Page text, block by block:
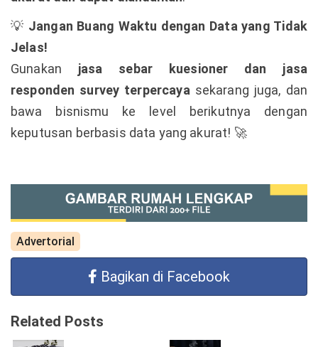
💡 Jangan Buang Waktu dengan Data yang Tidak
Jelas!
Gunakan jasa sebar kuesioner dan jasa
responden survey terpercaya sekarang juga, dan
bawa bisnismu ke level berikutnya dengan
keputusan berbasis data yang akurat! 🚀
Advertorial
Bagikan di Facebook
Related Posts